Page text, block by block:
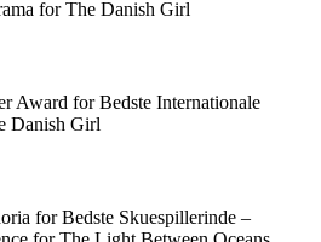
for The Danish Girl
Award for Bedste Internationale
Danish Girl
for Bedste Skuespillerinde –